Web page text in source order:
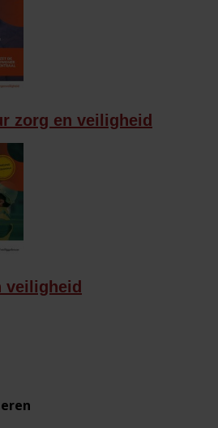
zorg en veiligheid
veiligheid